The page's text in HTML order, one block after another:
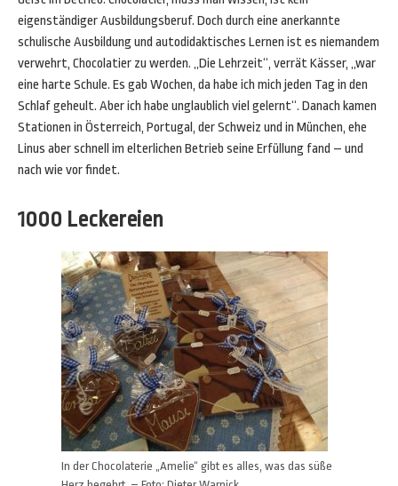
eigenständiger Ausbildungsberuf. Doch durch eine anerkannte
schulische Ausbildung und autodidaktisches Lernen ist es niemandem
verwehrt, Chocolatier zu werden. „Die Lehrzeit“, verrät Kässer, „war
eine harte Schule. Es gab Wochen, da habe ich mich jeden Tag in den
Schlaf geheult. Aber ich habe unglaublich viel gelernt“. Danach kamen
Stationen in Österreich, Portugal, der Schweiz und in München, ehe
Linus aber schnell im elterlichen Betrieb seine Erfüllung fand – und
nach wie vor findet.
1000 Leckereien
In der Chocolaterie „Amelie“ gibt es alles, was das süße